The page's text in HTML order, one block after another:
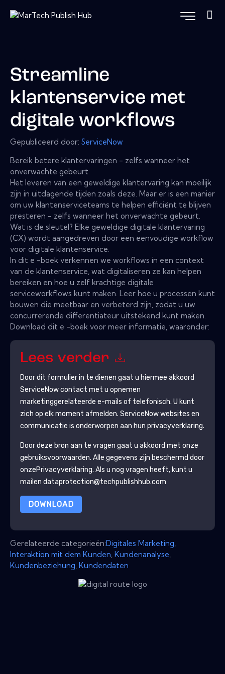
Streamline
klantenservice met
digitale workflows
Gepubliceerd door: ServiceNow
Bereik betere klantervaringen - zelfs wanneer het
onverwachte gebeurt.
Het leveren van een geweldige klantervaring kan moeilijk
zijn in uitdagende tijden zoals deze. Maar er is een manier
om uw klantenserviceteams te helpen efficiënt te blijven
presteren - zelfs wanneer het onverwachte gebeurt.
Wat is de sleutel? Elke geweldige digitale klantervaring
(CX) wordt aangedreven door een eenvoudige workflow
voor digitale klantenservice.
In dit e -boek verkennen we workflows in een context
van de klantenservice, wat digitaliseren ze kan helpen
bereiken en hoe u zelf krachtige digitale
serviceworkflows kunt maken. Leer hoe u processen kunt
bouwen die meetbaar en verbeterd zijn, zodat u uw
concurrerende differentiateur uitstekend kunt maken.
Download dit e -boek voor meer informatie, waaronder:
Lees verder
Door dit formulier in te dienen gaat u hiermee akkoord
ServiceNowcontact met u opnemen
marketinggerelateerde e-mails of telefonisch. U kunt
zich op elk moment afmelden. ServiceNowwebsites en
communicatie is onderworpen aan hun privacyverklaring.
Door deze bron aan te vragen gaat u akkoord met onze
gebruiksvoorwaarden. Alle gegevens zijn beschermd door
onzePrivacyverklaring. Als u nog vragen heeft, kunt u
mailen dataprotection@techpublishhub.com
DOWNLOAD
Gerelateerde categorieën:Digitales Marketing
Interaktion mit dem Kunden Kundenanalyse
Kundenbeziehung Kundendaten